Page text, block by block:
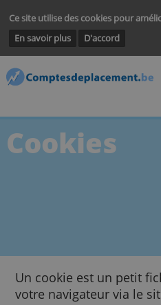
Ce site utilise des cookies pour
En savoir plus
D'accord
Cookies